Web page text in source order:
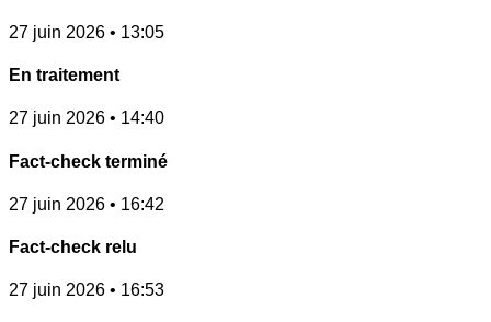
27 juin 2026 • 13:05
En traitement
27 juin 2026 • 14:40
Fact-check terminé
27 juin 2026 • 16:42
Fact-check relu
27 juin 2026 • 16:53